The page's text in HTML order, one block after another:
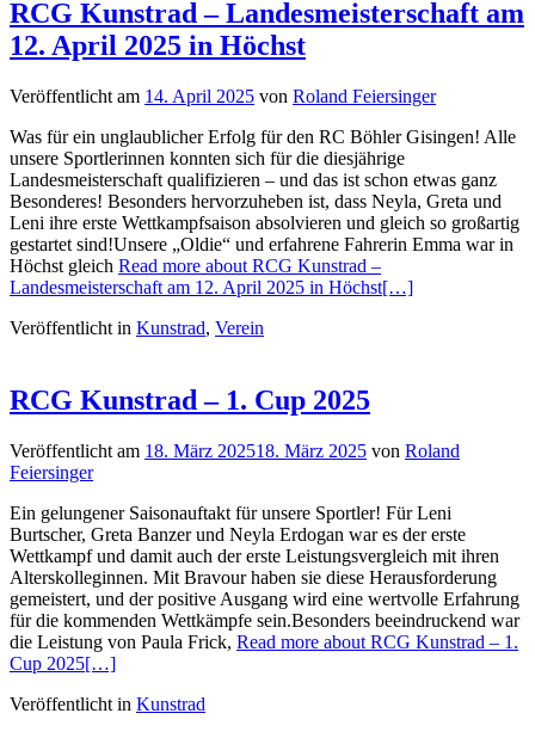
RCG Kunstrad – Landesmeisterschaft am
12. April 2025 in Höchst
Veröffentlicht am 14. April 2025 von Roland Feiersinger
Was für ein unglaublicher Erfolg für den RC Böhler Gisingen! Alle
unsere Sportlerinnen konnten sich für die diesjährige
Landesmeisterschaft qualifizieren – und das ist schon etwas ganz
Besonderes! Besonders hervorzuheben ist, dass Neyla, Greta und
Leni ihre erste Wettkampfsaison absolvieren und gleich so großartig
gestartet sind!Unsere „Oldie“ und erfahrene Fahrerin Emma war in
Höchst gleich Read more about RCG Kunstrad –
Landesmeisterschaft am 12. April 2025 in Höchst[…]
Veröffentlicht in Kunstrad, Verein
RCG Kunstrad – 1. Cup 2025
Veröffentlicht am 18. März 202518. März 2025 von Roland
Feiersinger
Ein gelungener Saisonauftakt für unsere Sportler! Für Leni
Burtscher, Greta Banzer und Neyla Erdogan war es der erste
Wettkampf und damit auch der erste Leistungsvergleich mit ihren
Alterskolleginnen. Mit Bravour haben sie diese Herausforderung
gemeistert, und der positive Ausgang wird eine wertvolle Erfahrung
für die kommenden Wettkämpfe sein.Besonders beeindruckend war
die Leistung von Paula Frick, Read more about RCG Kunstrad – 1.
Cup 2025[…]
Veröffentlicht in Kunstrad